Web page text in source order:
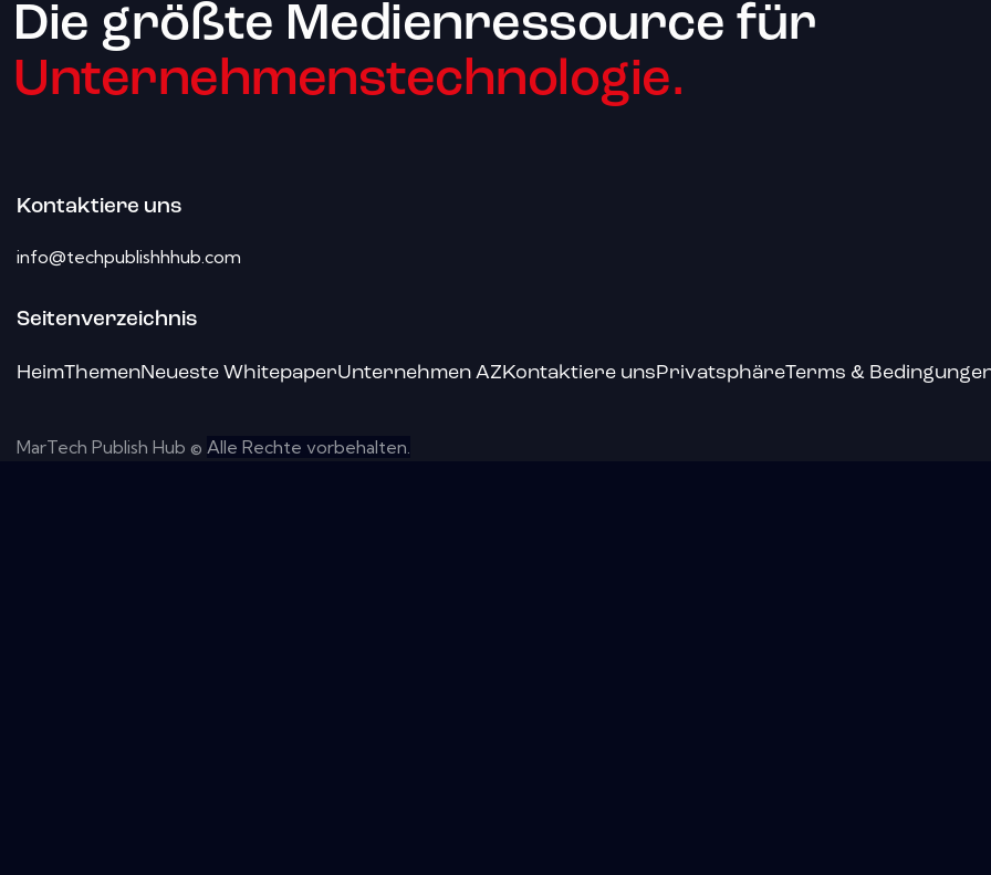
Die größte Medienressource für
Unternehmenstechnologie.
Kontaktiere uns
info@techpublishhhub.com
Seitenverzeichnis
HeimThemenNeueste WhitepaperUnternehmen AZKontaktiere unsPrivatsphäreTerms &
MarTech Publish Hub © Alle Rechte vorbehalten.